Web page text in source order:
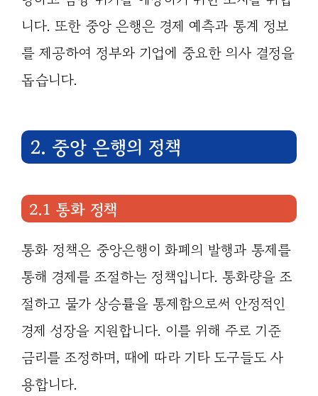
니다. 또한 중앙 은행은 경제 예측과 통계 정보
를 제공하여 정부와 기업에 중요한 의사 결정을
돕습니다.
2. 중앙 은행의 정책
2.1 통화 정책
통화 정책은 중앙은행이 화폐의 발행과 통제를
통해 경제를 조절하는 정책입니다. 통화량을 조
절하고 물가 상승률을 통제함으로써 안정적인
경제 성장을 지원합니다. 이를 위해 주로 기준
금리를 조정하며, 때에 따라 기타 도구들도 사
용합니다.